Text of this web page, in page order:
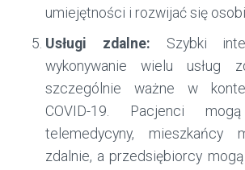
umiejętności i rozwijać się
Usługi zdalne: Szybki
wykonywanie wielu usług
szczególnie ważne w
COVID-19. Pacjenci
telemedycyny, mieszkańcy
zdalnie, a przedsiębiorcy